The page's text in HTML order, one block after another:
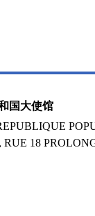
国大使馆
18